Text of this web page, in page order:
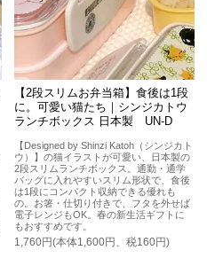
【2段スリムお弁当箱】食後は1段
に。可愛い猫たち｜シンジカトウ
ランチボックス 日本製 UN-D
【Designed by Shinzi Katoh（シンジカト
ウ）】の猫イラストが可愛い、日本製の
2段スリムランチボックス。通勤・通学
バッグに入れやすいスリム形状で、食後
は1段にコンパクト収納できる優れも
の。お箸・仕切り付きで、フタを外せば
電子レンジもOK。春の新生活ギフトに
もおすすめです。
1,760円(本体1,600円、税160円)